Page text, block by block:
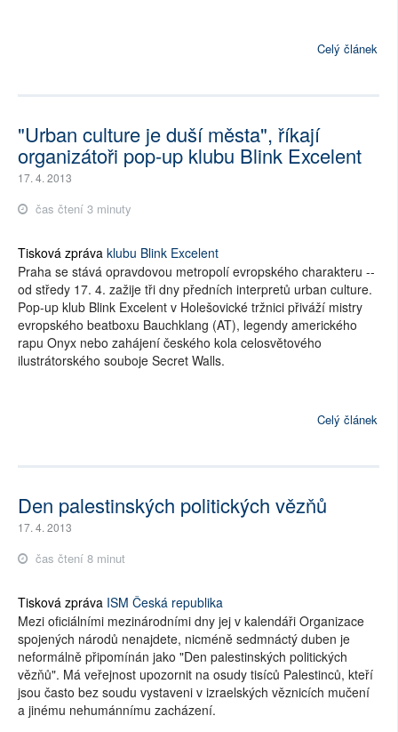
Celý článek
"Urban culture je duší města", říkají
organizátoři pop-up klubu Blink Excelent
17. 4. 2013
čas čtení 3 minuty
Tisková zpráva klubu Blink Excelent
Praha se stává opravdovou metropolí evropského charakteru --
od středy 17. 4. zažije tři dny předních interpretů urban culture.
Pop-up klub Blink Excelent v Holešovické tržnici přiváží mistry
evropského beatboxu Bauchklang (AT), legendy amerického
rapu Onyx nebo zahájení českého kola celosvětového
ilustrátorského souboje Secret Walls.
Celý článek
Den palestinských politických vězňů
17. 4. 2013
čas čtení 8 minut
Tisková zpráva ISM Česká republika
Mezi oficiálními mezinárodními dny jej v kalendáři Organizace
spojených národů nenajdete, nicméně sedmnáctý duben je
neformálně připomínán jako "Den palestinských politických
vězňů". Má veřejnost upozornit na osudy tisíců Palestinců, kteří
jsou často bez soudu vystaveni v izraelských věznicích mučení
a jinému nehumánnímu zacházení.